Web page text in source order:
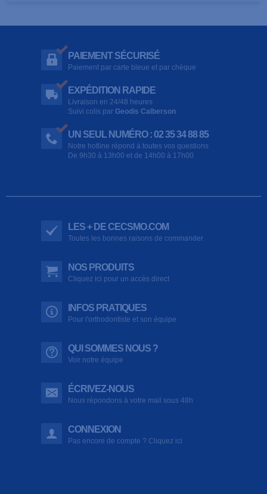
PAIEMENT SÉCURISÉ
Paiement par carte bleue et par chèque
EXPÉDITION RAPIDE
Livraison en 24/48 heures
Suivi colis par Geodis Calberson
UN SEUL NUMÉRO : 02 35 34 88 85
Notre hotline répond à toutes vos questions
De 9h30 à 13h00 et de 14h00 à 17h00
LES + DE CECSMO.COM
Toutes les bonnes raisons de commander
NOS PRODUITS
Cliquez ici pour un accès direct
INFOS PRATIQUES
Pour l'orthodontiste et son équipe
QUI SOMMES NOUS ?
Voir notre équipe
ÉCRIVEZ-NOUS
Nous répondons à votre mail sous 48h
CONNEXION
Pas encore de compte ? Cliquez ici